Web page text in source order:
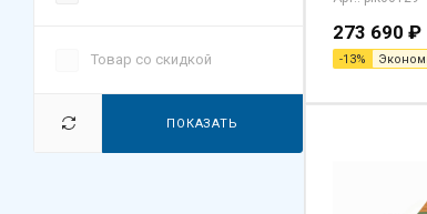
273 690 ₽
-13%
Товар со скидкой
ПОКАЗАТЬ